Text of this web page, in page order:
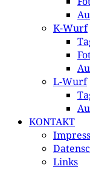
K-Wurf
L-Wurf
KONTAKT
Links